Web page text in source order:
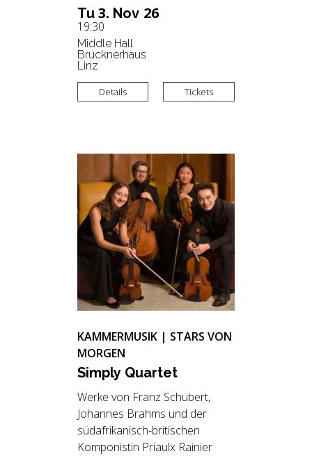
Tu 3. Nov 26
19:30
Middle Hall
Brucknerhaus
Linz
Details Tickets
KAMMERMUSIK | STARS VON
MORGEN
Sim­ply Quar­tet
Werke von Franz Schubert,
Johannes Brahms und der
südafrikanisch-britischen
Komponistin Priaulx Rainier